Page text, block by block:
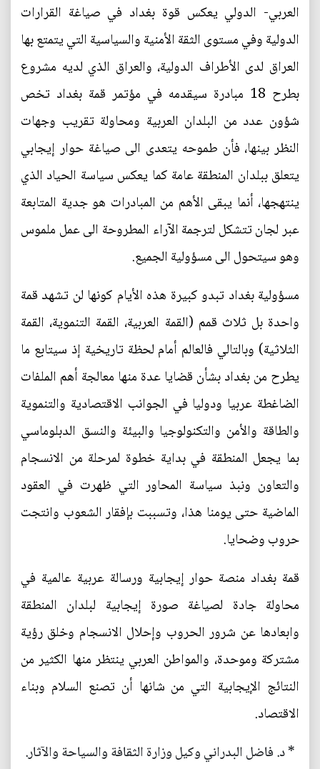
العربي- الدولي يعكس قوة بغداد في صياغة القرارات
الدولية وفي مستوى الثقة الأمنية والسياسية التي يتمتع بها
العراق لدى الأطراف الدولية، والعراق الذي لديه مشروع
بطرح 18 مبادرة سيقدمه في مؤتمر قمة بغداد تخص
شؤون عدد من البلدان العربية ومحاولة تقريب وجهات
النظر بينها، فأن طموحه يتعدى الى صياغة حوار إيجابي
يتعلق ببلدان المنطقة عامة كما يعكس سياسة الحياد الذي
ينتهجها، أنما يبقى الأهم من المبادرات هو جدية المتابعة
عبر لجان تتشكل لترجمة الآراء المطروحة الى عمل ملموس
وهو سيتحول الى مسؤولية الجميع.
مسؤولية بغداد تبدو كبيرة هذه الأيام كونها لن تشهد قمة
واحدة بل ثلاث قمم (القمة العربية، القمة التنموية، القمة
الثلاثية) وبالتالي فالعالم أمام لحظة تاريخية إذ سيتابع ما
يطرح من بغداد بشأن قضايا عدة منها معالجة أهم الملفات
الضاغطة عربيا ودوليا في الجوانب الاقتصادية والتنموية
والطاقة والأمن والتكنولوجيا والبيئة والنسق الدبلوماسي
بما يجعل المنطقة في بداية خطوة لمرحلة من الانسجام
والتعاون ونبذ سياسة المحاور التي ظهرت في العقود
الماضية حتى يومنا هذا، وتسببت بإفقار الشعوب وانتجت
حروب وضحايا.
قمة بغداد منصة حوار إيجابية ورسالة عربية عالمية في
محاولة جادة لصياغة صورة إيجابية لبلدان المنطقة
وابعادها عن شرور الحروب وإحلال الانسجام وخلق رؤية
مشتركة وموحدة، والمواطن العربي ينتظر منها الكثير من
النتائج الإيجابية التي من شانها أن تصنع السلام وبناء
الاقتصاد.
* د. فاضل البدراني وكيل وزارة الثقافة والسياحة والآثار.